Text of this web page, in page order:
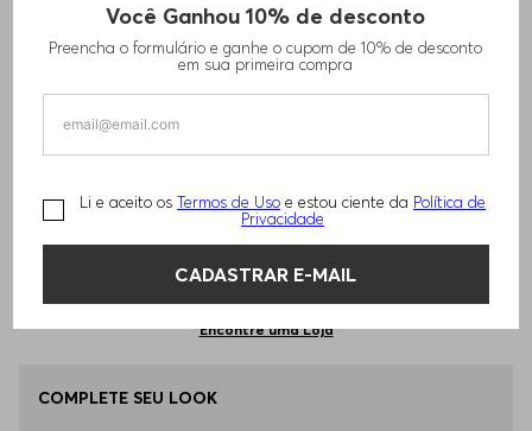
Você Ganhou 10% de desconto
Preencha o formulário e ganhe o cupom de 10% de desconto
em sua primeira compra
Li e aceito os Termos de Uso e estou ciente da Política de
Privacidade
CADASTRAR E-MAIL
CAMISETA DE ALGODÃO COM LOGO
00
EP - XS Apenas1no estoque
P - S
ADICIONAR AO CARRINHO
Encontre uma Loja
COMPLETE SEU LOOK